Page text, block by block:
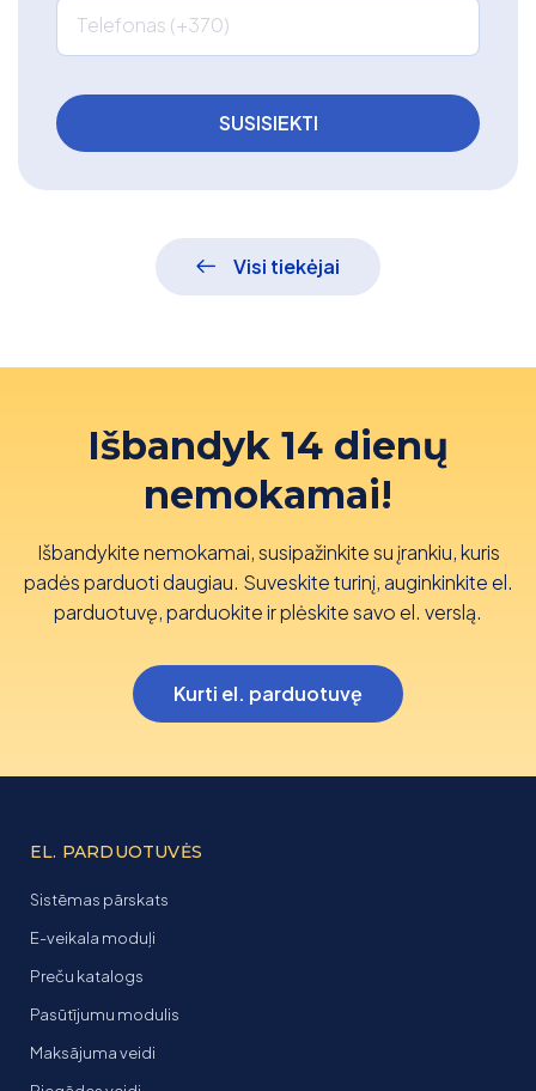
Telefonas (+370)
Visi tiekėjai
Išbandyk 14 dienų
nemokamai!
Išbandykite nemokamai, susipažinkite su įrankiu, kuris
padės parduoti daugiau. Suveskite turinį, auginkinkite el.
parduotuvę, parduokite ir plėskite savo el. verslą.
Kurti el. parduotuvę
EL. PARDUOTUVĖS
Sistēmas pārskats
E-veikala moduļi
Preču katalogs
Pasūtījumu modulis
Maksājuma veidi